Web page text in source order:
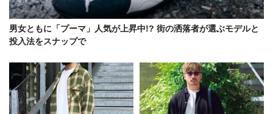
男女ともに「プーマ」人気が上昇中!? 街の洒落者が選ぶモデルと
投入法をスナップで